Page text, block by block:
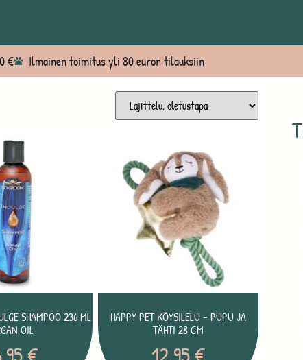
€ Ilmainen toimitus yli 80 euron tilauksiin
SHAMPOO 236 ML
OIL
HAPPY PET KÖYSILELU – PUPU JA
TÄHTI 28 CM